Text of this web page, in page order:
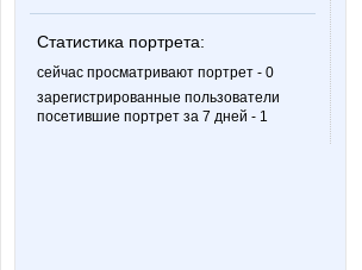
Статистика портрета:
сейчас просматривают портрет - 0
зарегистрированные пользователи
посетившие портрет за 7 дней - 1